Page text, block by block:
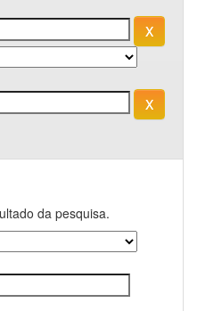
da pesquisa.